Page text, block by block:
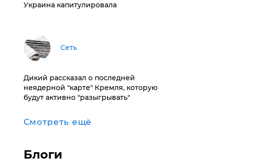
Украина капитулировала
Сеть
Дикий рассказал о последней
неядерной "карте" Кремля, которую
будут активно "разыгрывать"
Смотреть ещё
Блоги